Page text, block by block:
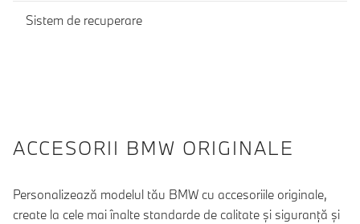
Sistem de recuperare
ACCESORII BMW ORIGINALE
Personalizează modelul tău BMW cu accesoriile originale,
create la cele mai înalte standarde de calitate şi siguranţă şi